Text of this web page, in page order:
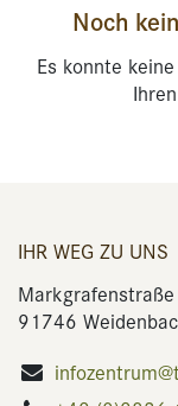
Noch
Es konnte
IHR WEG ZU UNS
91746